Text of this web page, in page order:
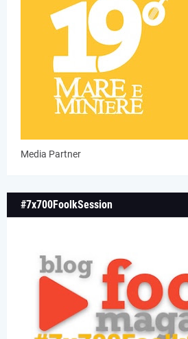
Media Partner
#7x700FoolkSession